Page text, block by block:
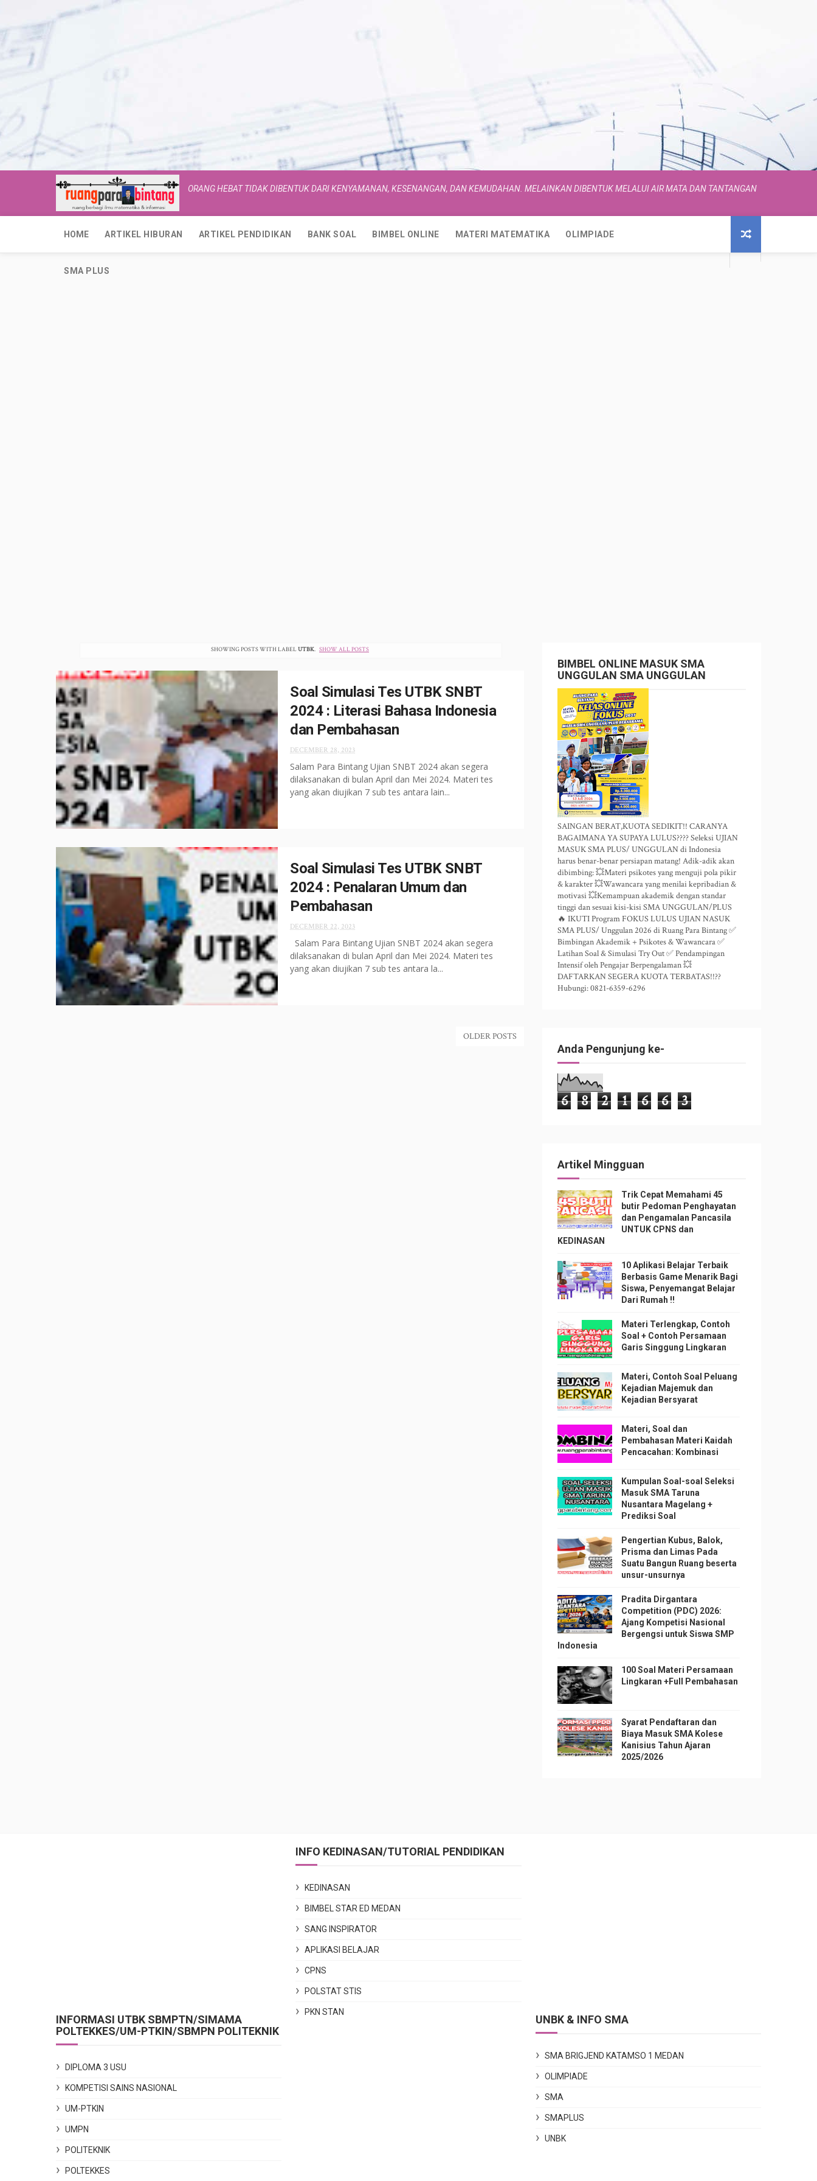
ORANG HEBAT TIDAK DIBENTUK DARI KENYAMANAN, KESENANGAN, DAN KEMUDAHAN. MELAINKAN DIBENTUK MELALUI AIR MATA DAN TANTANGAN
HOME ARTIKEL HIBURAN ARTIKEL PENDIDIKAN BANK SOAL BIMBEL ONLINE MATERI MATEMATIKA OLIMPIADE
SMA PLUS
SHOWING POSTS WITH LABELUTBK. SHOW ALL POSTS
Soal Simulasi Tes UTBK SNBT
2024 : Literasi Bahasa Indonesia
dan Pembahasan
DECEMBER 28, 2023
Salam Para Bintang Ujian SNBT 2024 akan segera
dilaksanakan di bulan April dan Mei 2024. Materi tes
yang akan diujikan 7 sub tes antara lain...
Soal Simulasi Tes UTBK SNBT
2024 : Penalaran Umum dan
Pembahasan
DECEMBER 22, 2023
Salam Para Bintang Ujian SNBT 2024 akan segera
dilaksanakan di bulan April dan Mei 2024. Materi tes
yang akan diujikan 7 sub tes antara la...
OLDER POSTS
BIMBEL ONLINE MASUK SMA
UNGGULAN SMA UNGGULAN
SAINGAN BERAT,KUOTA SEDIKIT!! CARANYA
BAGAIMANA YA SUPAYA LULUS???? Seleksi UJIAN
MASUK SMA PLUS/ UNGGULAN di Indonesia
harus benar-benar persiapan matang! Adik-adik akan
dibimbing: 💥Materi psikotes yang menguji pola pikir
& karakter 💥Wawancara yang menilai kepribadian &
motivasi 💥Kemampuan akademik dengan standar
tinggi dan sesuai kisi-kisi SMA UNGGULAN/PLUS
🔥 IKUTI Program FOKUS LULUS UJIAN NASUK
SMA PLUS/ Unggulan 2026 di Ruang Para Bintang ✅
Bimbingan Akademik + Psikotes & Wawancara ✅
Latihan Soal & Simulasi Try Out ✅ Pendampingan
Intensif oleh Pengajar Berpengalaman 💥
DAFTARKAN SEGERA KUOTA TERBATAS!!??
Hubungi: 0821-6359-6296
Anda Pengunjung ke-
6 8 2 1 6 6 3
Artikel Mingguan
Trik Cepat Memahami 45
butir Pedoman Penghayatan
dan Pengamalan Pancasila
UNTUK CPNS dan
KEDINASAN
10 Aplikasi Belajar Terbaik
Berbasis Game Menarik Bagi
Siswa, Penyemangat Belajar
Dari Rumah !!
Materi Terlengkap, Contoh
Soal + Contoh Persamaan
Garis Singgung Lingkaran
Materi, Contoh Soal Peluang
Kejadian Majemuk dan
Kejadian Bersyarat
Materi, Soal dan
Pembahasan Materi Kaidah
Pencacahan: Kombinasi
Kumpulan Soal-soal Seleksi
Masuk SMA Taruna
Nusantara Magelang +
Prediksi Soal
Pengertian Kubus, Balok,
Prisma dan Limas Pada
Suatu Bangun Ruang beserta
unsur-unsurnya
Pradita Dirgantara
Competition (PDC) 2026:
Ajang Kompetisi Nasional
Bergengsi untuk Siswa SMP
Indonesia
100 Soal Materi Persamaan
Lingkaran +Full Pembahasan
Syarat Pendaftaran dan
Biaya Masuk SMA Kolese
Kanisius Tahun Ajaran
2025/2026
INFORMASI UTBK SBMPTN/SIMAMA
POLTEKKES/UM-PTKIN/SBMPN POLITEKNIK
DIPLOMA 3 USU
KOMPETISI SAINS NASIONAL
UM-PTKIN
UMPN
POLITEKNIK
POLTEKKES
INFO KEDINASAN/TUTORIAL PENDIDIKAN
KEDINASAN
BIMBEL STAR ED MEDAN
SANG INSPIRATOR
APLIKASI BELAJAR
CPNS
POLSTAT STIS
PKN STAN
UNBK & INFO SMA
SMA BRIGJEND KATAMSO 1 MEDAN
OLIMPIADE
SMA
SMAPLUS
UNBK